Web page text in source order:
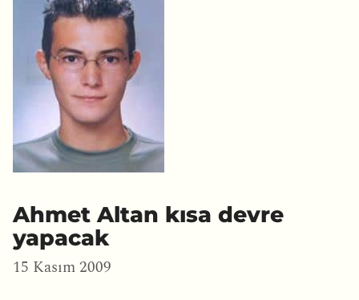
Ahmet Altan kısa devre
yapacak
15 Kasım 2009